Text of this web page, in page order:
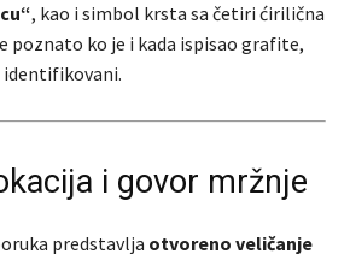
, kao i simbol krsta sa četiri ćirilična
poznato ko je i kada ispisao grafite,
identifikovani.
i govor mržnje
predstavlja otvoreno veličanje